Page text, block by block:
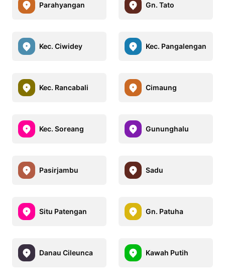
Parahyangan Gn. Tato
Kec. Ciwidey Kec. Pangalengan
Kec. Rancabali Cimaung
Kec. Soreang Gununghalu
Pasirjambu Sadu
Situ Patengan Gn. Patuha
Danau Cileunca Kawah Putih